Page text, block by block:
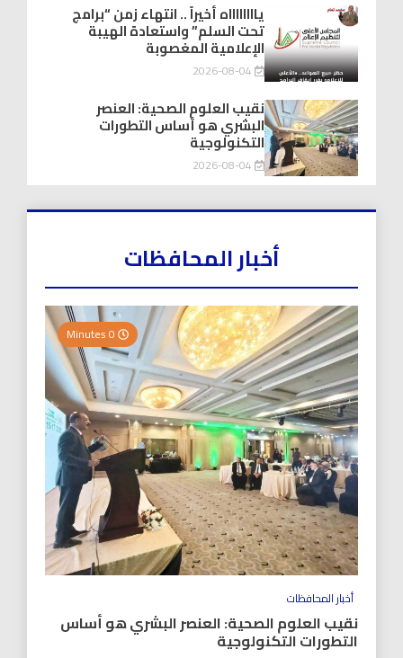
يااااااااه أخيراً .. انتهاء زمن “برامج
تحت السلم” واستعادة الهيبة
الإعلامية المغصوبة
2026-08-04
نقيب العلوم الصحية: العنصر
البشري هو أساس التطورات
التكنولوجية
2026-08-04
أخبار المحافظات
أخبار المحافظات
نقيب العلوم الصحية: العنصر البشري هو أساس
التطورات التكنولوجية